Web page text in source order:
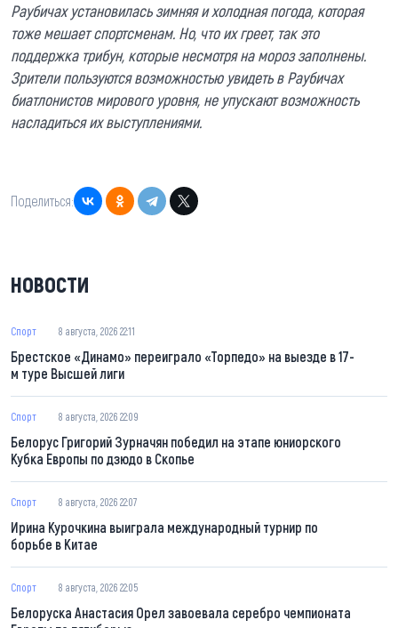
Раубичах установилась зимняя и холодная погода, которая
тоже мешает спортсменам. Но, что их греет, так это
поддержка трибун, которые несмотря на мороз заполнены.
Зрители пользуются возможностью увидеть в Раубичах
биатлонистов мирового уровня, не упускают возможность
насладиться их выступлениями.
Поделиться:
НОВОСТИ
Спорт 8 августа, 2026 22:11
Брестское «Динамо» переиграло «Торпедо» на выезде в 17-
м туре Высшей лиги
Спорт 8 августа, 2026 22:09
Белорус Григорий Зурначян победил на этапе юниорского
Кубка Европы по дзюдо в Скопье
Спорт 8 августа, 2026 22:07
Ирина Курочкина выиграла международный турнир по
борьбе в Китае
Спорт 8 августа, 2026 22:05
Белоруска Анастасия Орел завоевала серебро чемпионата